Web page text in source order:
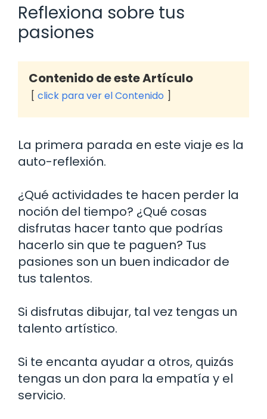
Reflexiona sobre tus
pasiones
Contenido de este Artículo
click para ver el Contenido
La primera parada en este viaje es la
auto-reflexión.
¿Qué actividades te hacen perder la
noción del tiempo? ¿Qué cosas
disfrutas hacer tanto que podrías
hacerlo sin que te paguen? Tus
pasiones son un buen indicador de
tus talentos.
Si disfrutas dibujar, tal vez tengas un
talento artístico.
Si te encanta ayudar a otros, quizás
tengas un don para la empatía y el
servicio.